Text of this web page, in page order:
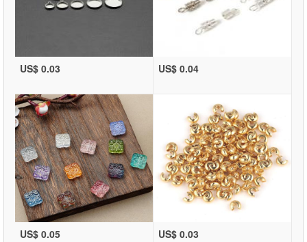
US$ 0.03 US$ 0.04
US$ 0.05 US$ 0.03